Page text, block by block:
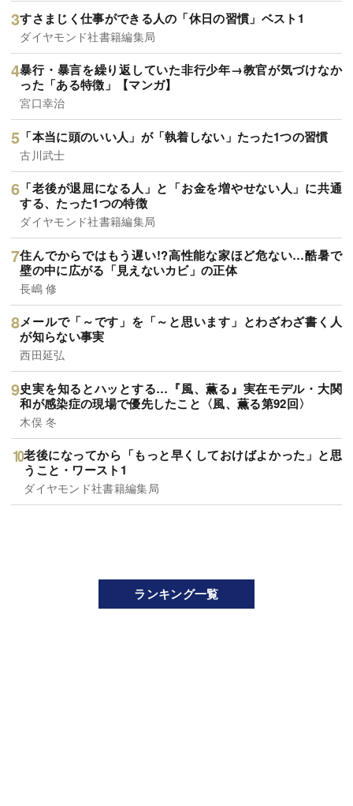
すさまじく仕事ができる人の「休日の習慣」ベスト1
ダイヤモンド社書籍編集局
暴行・暴言を繰り返していた非行少年→教官が気づけなか
った「ある特徴」【マンガ】
宮口幸治
「本当に頭のいい人」が「執着しない」たった1つの習慣
古川武士
「老後が退屈になる人」と「お金を増やせない人」に共通
する、たった1つの特徴
ダイヤモンド社書籍編集局
住んでからではもう遅い!?高性能な家ほど危ない…酷暑で
壁の中に広がる「見えないカビ」の正体
長嶋 修
メールで「～です」を「～と思います」とわざわざ書く人
が知らない事実
西田延弘
史実を知るとハッとする…『風、薫る』実在モデル・大関
和が感染症の現場で優先したこと〈風、薫る第92回〉
木俣 冬
老後になってから「もっと早くしておけばよかった」と思
うこと・ワースト1
ダイヤモンド社書籍編集局
ランキング一覧